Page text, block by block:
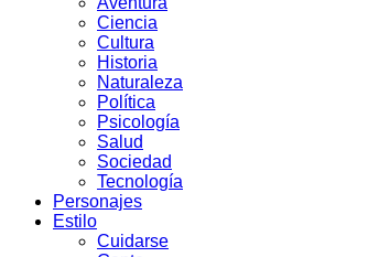
Ciencia
Cultura
Historia
Naturaleza
Política
Psicología
Salud
Sociedad
Tecnología
Personajes
Estilo
Cuidarse